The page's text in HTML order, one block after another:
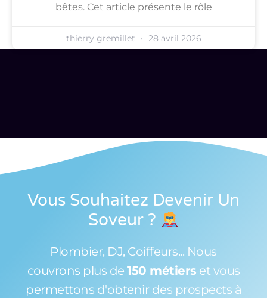
bêtes. Cet article présente le rôle
thierry gremillet 28 avril 2026
Vous Souhaitez Devenir Un
Soveur ?
Plombier, DJ, Coiffeurs... Nous
couvrons plus de 150 métiers et vous
permettons d'obtenir des prospects à